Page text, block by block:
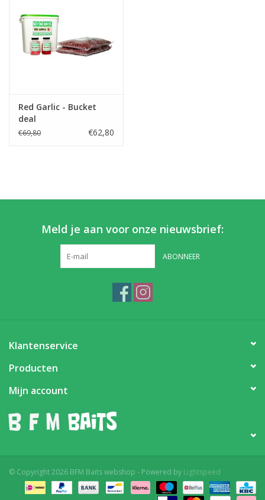
Red Garlic - Bucket
deal
€69,80 €62,80
Meld je aan voor onze nieuwsbrief:
ABONNEER
Klantenservice
Producten
Mijn account
© Copyright 2026 BFM Baits webshop - Powered by Lightspeed